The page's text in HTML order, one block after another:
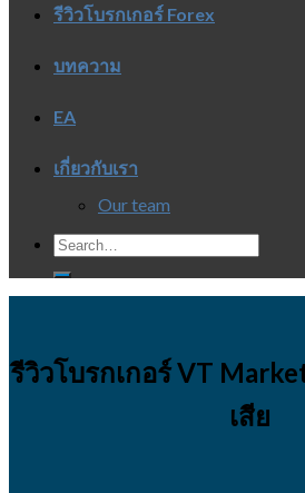
รีวิวโบรกเกอร์ Forex
บทความ
EA
เกี่ยวกับเรา
Our team
รีวิวโบรกเกอร์ VT
เสีย